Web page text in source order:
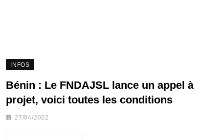
INFOS
Bénin : Le FNDAJSL lance un appel à
projet, voici toutes les conditions
27/04/2022